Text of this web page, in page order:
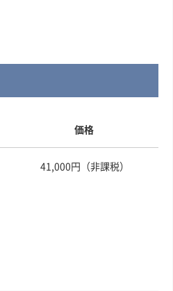
価格
41,000円（非課税）